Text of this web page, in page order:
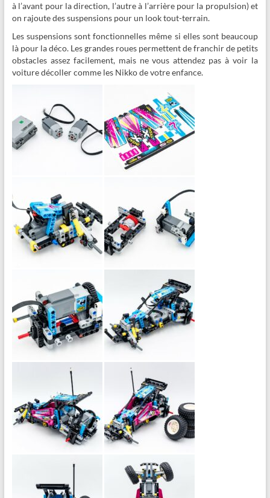
à l’avant pour la direction, l’autre à l’arrière pour la propulsion) et
on rajoute des suspensions pour un look tout-terrain.
Les suspensions sont fonctionnelles même si elles sont beaucoup
là pour la déco. Les grandes roues permettent de franchir de petits
obstacles assez facilement, mais ne vous attendez pas à voir la
voiture décoller comme les Nikko de votre enfance.